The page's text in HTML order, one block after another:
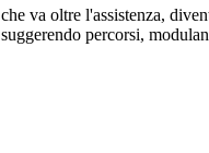
va oltre l'assistenza,
percorsi,